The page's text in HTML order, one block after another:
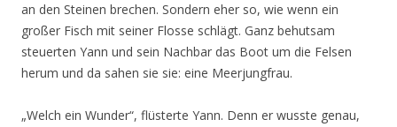
an den Steinen brechen. Sondern eher so, wie wenn ein
großer Fisch mit seiner Flosse schlägt. Ganz behutsam
steuerten Yann und sein Nachbar das Boot um die Felsen
herum und da sahen sie sie: eine Meerjungfrau.
„Welch ein Wunder“, flüsterte Yann. Denn er wusste genau,